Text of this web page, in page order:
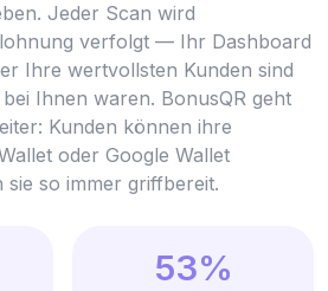
Jeder Scan wird
verfolgt — Ihr Dashboard
Ihre wertvollsten Kunden sind
Ihnen waren. BonusQR geht
Kunden können ihre
oder Google Wallet
so immer griffbereit.
53%